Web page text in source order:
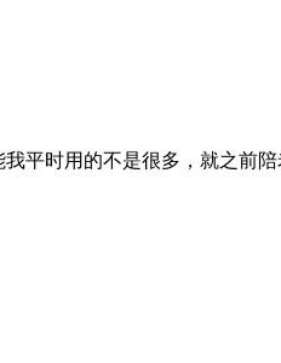
平时用的不是很多，就之前